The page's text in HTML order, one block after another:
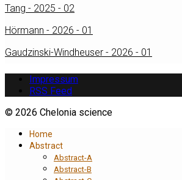
Tang - 2025 - 02
Hörmann - 2026 - 01
Gaudzinski-Windheuser - 2026 - 01
Impressum
RSS Feed
© 2026 Chelonia science
Home
Abstract
Abstract-A
Abstract-B